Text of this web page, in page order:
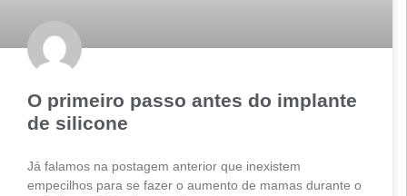
O primeiro passo antes do implante
de silicone
Já falamos na postagem anterior que inexistem
empecilhos para se fazer o aumento de mamas durante o